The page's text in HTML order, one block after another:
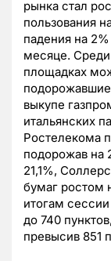
рынка стал
пользования
падения на
месяце.
площадках
выкупе
итальянских
Ростелекома
подорожав на
21,1%,
бумаг ростом
итогам
до 740
превысив 851